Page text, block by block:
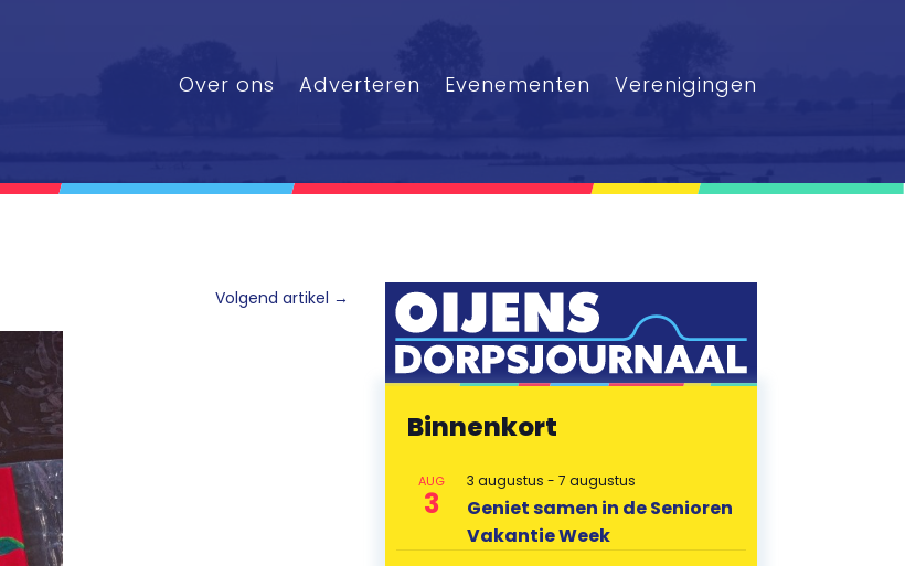
Over ons Adverteren Evenementen Verenigingen
Volgend artikel →
Binnenkort
AUG
3
3 augustus - 7 augustus
Geniet samen in de Senioren
Vakantie Week